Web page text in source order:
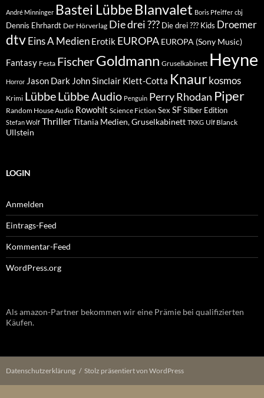
André Minninger Bastei Lübbe Blanvalet Boris Pfeiffer cbj
Dennis Ehrhardt Der Hörverlag Die drei ??? Die drei ??? Kids Droemer
dtvEins A Medien Erotik EUROPA EUROPA (Sony Music)
Fantasy Festa FischerGoldmann Gruselkabinett Heyne
Horror Jason Dark John Sinclair Klett-Cotta Knaur kosmos
Krimi LübbeLübbe Audio Penguin Perry Rhodan Piper
Random House Audio Rowohlt Science Fiction Sex SFSilber Edition
Stefan Wolf ThrillerTitania Medien, Gruselkabinett TKKG Ulf Blanck
Ullstein
LOGIN
Anmelden
Eintrags-Feed
Kommentar-Feed
WordPress.org
Als amazon-Partner bekommen wir eine Prämie bei qualifizierten
Käufen.
Datenschutzerklärung Stolz präsentiert von WordPress